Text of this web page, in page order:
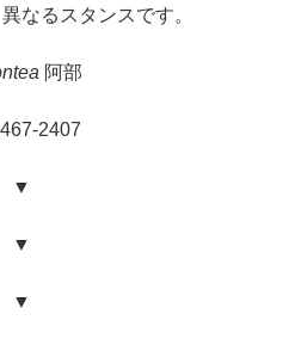
なるスタンスです。
阿部
2407
▼
▼
▼